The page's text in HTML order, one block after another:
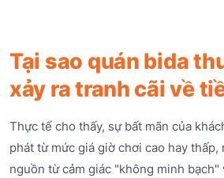
Tại sao quán bida
xảy ra tranh cãi về
Thực tế cho thấy, sự bất mãn của
phát từ mức giá giờ chơi cao hay thấp,
nguồn từ cảm giác "không minh